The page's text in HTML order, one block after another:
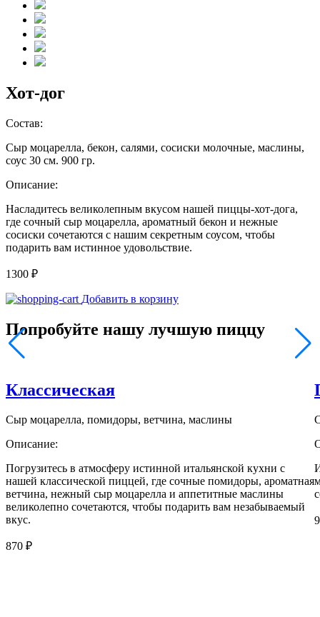
Хот-дог
Состав:
Сыр моцарелла, бекон, салями, сосиски молочные, маслины,
соус 30 см. 900 гр.
Описание:
Насладитесь великолепным вкусом нашей пиццы-хот-дога,
где сочный сыр моцарелла, ароматный бекон и нежные
сосиски сочетаются с нашим секретным соусом, чтобы
подарить вам истинное удовольствие.
1300 ₽
Количество
Хот-
дог
Добавить в корзину
Попробуйте нашу лучшую пиццу
Классическая
Сыр моцарелла, помидоры, ветчина, маслины
Описание:
Погрузитесь в атмосферу истинной итальянской кухни с
нашей классической пиццей, где сочные помидоры, ароматная
ветчина, нежный сыр моцарелла и аппетитные маслины
великолепно сочетаются, чтобы подарить вам незабываемый
вкус.
870 ₽